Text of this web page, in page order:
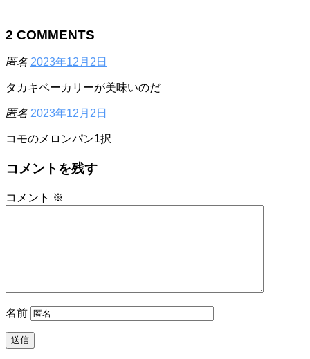
2 COMMENTS
匿名 2023年12月2日
タカキベーカリーが美味いのだ
匿名 2023年12月2日
コモのメロンパン1択
コメントを残す
コメント ※
名前